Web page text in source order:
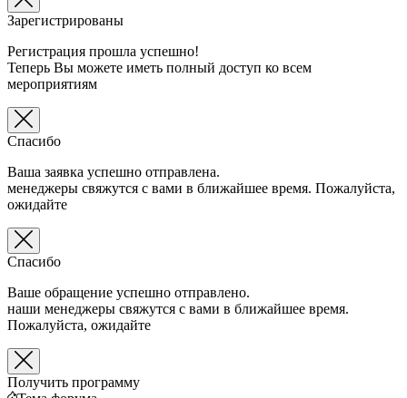
Зарегистрированы
Регистрация прошла успешно!
Теперь Вы можете иметь полный доступ ко всем
мероприятиям
Спасибо
Ваша заявка успешно отправлена.
менеджеры свяжутся с вами в ближайшее время. Пожалуйста,
ожидайте
Спасибо
Ваше обращение успешно отправлено.
наши менеджеры свяжутся с вами в ближайшее время.
Пожалуйста, ожидайте
Получить программу